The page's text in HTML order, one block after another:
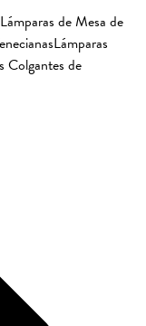
Lámparas de Mesa de
Lámparas
Colgantes de